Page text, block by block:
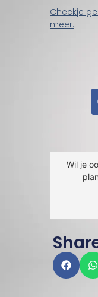
Checkje
meer.
Wil je